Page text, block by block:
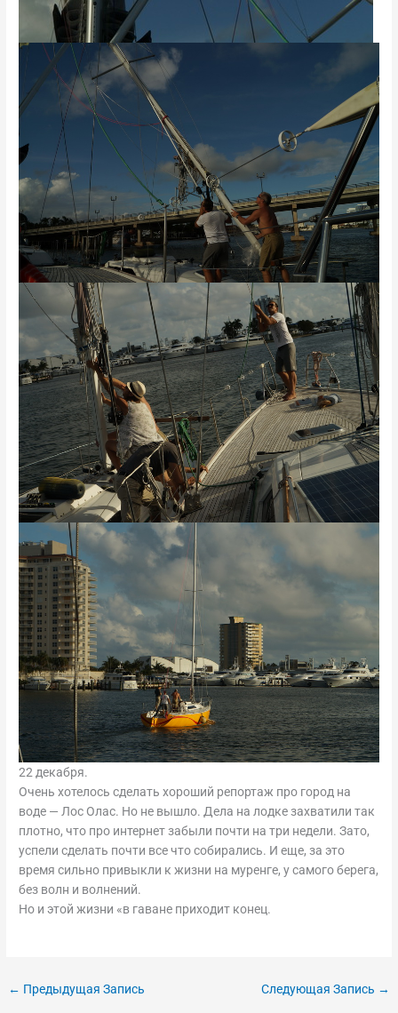
22 декабря.
Очень хотелось сделать хороший репортаж про город на
воде — Лос Олас. Но не вышло. Дела на лодке захватили так
плотно, что про интернет забыли почти на три недели. Зато,
успели сделать почти все что собирались. И еще, за это
время сильно привыкли к жизни на муренге, у самого берега,
без волн и волнений.
Но и этой жизни «в гаване приходит конец.
← Предыдущая Запись Следующая Запись →